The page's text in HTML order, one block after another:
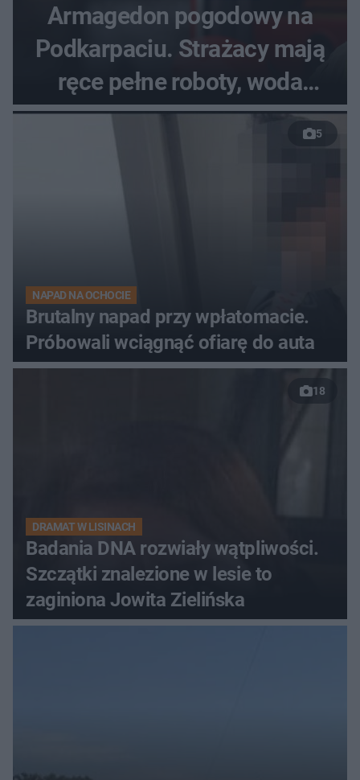
Armagedon pogodowy na
Podkarpaciu. Strażacy mają
ręce pełne roboty, woda
zalewa posesje i budynki
5
NAPAD NA OCHOCIE
Brutalny napad przy wpłatomacie.
Próbowali wciągnąć ofiarę do auta
18
DRAMAT W LISINACH
Badania DNA rozwiały wątpliwości.
Szczątki znalezione w lesie to
zaginiona Jowita Zielińska